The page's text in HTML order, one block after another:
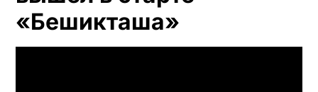
«Бешикташа»